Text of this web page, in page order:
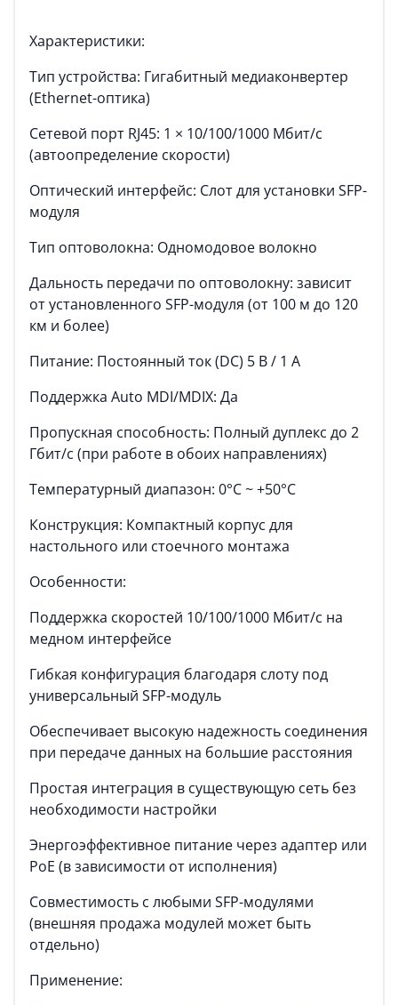
Характеристики:
Тип устройства: Гигабитный медиаконвертер
(Ethernet-оптика)
Сетевой порт RJ45: 1 × 10/100/1000 Мбит/с
(автоопределение скорости)
Оптический интерфейс: Слот для установки SFP-
модуля
Тип оптоволокна: Одномодовое волокно
Дальность передачи по оптоволокну: зависит
от установленного SFP-модуля (от 100 м до 120
км и более)
Питание: Постоянный ток (DC) 5 В / 1 А
Поддержка Auto MDI/MDIX: Да
Пропускная способность: Полный дуплекс до 2
Гбит/с (при работе в обоих направлениях)
Температурный диапазон: 0°C ~ +50°C
Конструкция: Компактный корпус для
настольного или стоечного монтажа
Особенности:
Поддержка скоростей 10/100/1000 Мбит/с на
медном интерфейсе
Гибкая конфигурация благодаря слоту под
универсальный SFP-модуль
Обеспечивает высокую надежность соединения
при передаче данных на большие расстояния
Простая интеграция в существующую сеть без
необходимости настройки
Энергоэффективное питание через адаптер или
PoE (в зависимости от исполнения)
Совместимость с любыми SFP-модулями
(внешняя продажа модулей может быть
отдельно)
Применение: